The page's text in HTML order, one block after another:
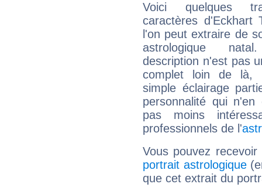
Voici quelques
caractères d'Eckhart
l'on peut extraire de
astrologique
description n'est pas
complet loin de là,
simple éclairage
personnalité qui n'en
pas moins
professionnels de l'
Vous pouvez
portrait astrologique
que cet extrait du